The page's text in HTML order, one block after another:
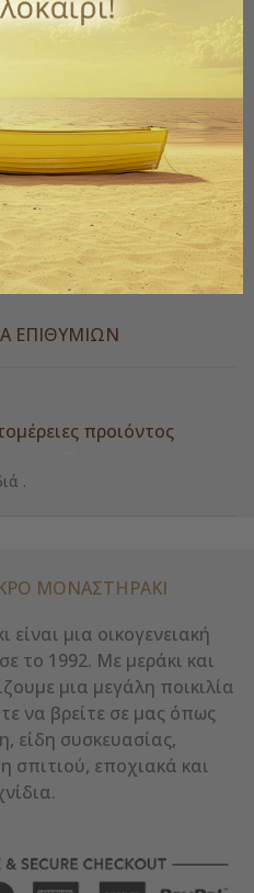
ΕΠΙΘΥΜΙΏΝ
προιόντος
.
ΜΟΝΑΣΤΗΡΆΚΙ
μια οικογενειακή
το 1992. Με μεράκι και
μια μεγάλη ποικιλία
να βρείτε σε μας όπως
είδη συσκευασίας,
σπιτιού, εποχιακά και